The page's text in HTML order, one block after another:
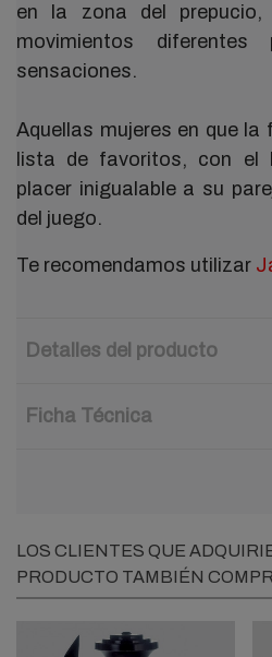
en la zona del prepucio,
movimientos
sensaciones.
Aquellas mujeres en que
lista de favoritos, con el
placer inigualable a su
del juego.
Te recomendamos utilizar
Detalles del producto
Ficha Técnica
LOS CLIENTES QUE
PRODUCTO TAMBIÉN